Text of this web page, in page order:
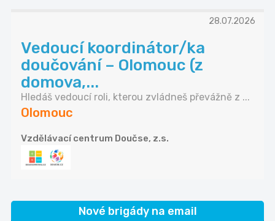
28.07.2026
Vedoucí koordinátor/ka
doučování – Olomouc (z
domova,...
Hledáš vedoucí roli, kterou zvládneš převážně z ...
Olomouc
Vzdělávací centrum Doučse, z.s.
Nové brigády na email